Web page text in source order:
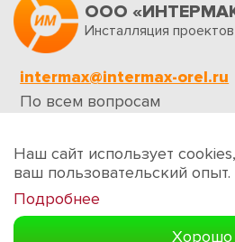
ООО
Инсталляция
intermax@intermax-orel.ru
По всем вопросам
Обратная связь
Наш сайт использует
ваш пользовательский опыт.
Подробнее
Хорошо